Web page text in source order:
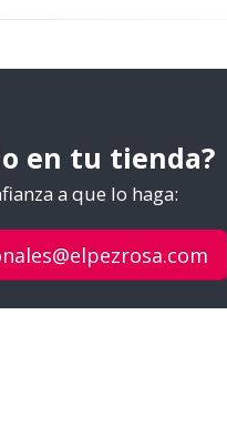
en tu tienda?
a que lo haga: